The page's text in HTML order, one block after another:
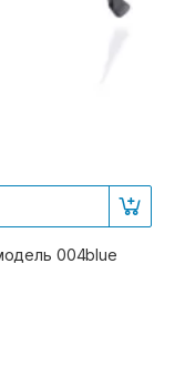
004blue